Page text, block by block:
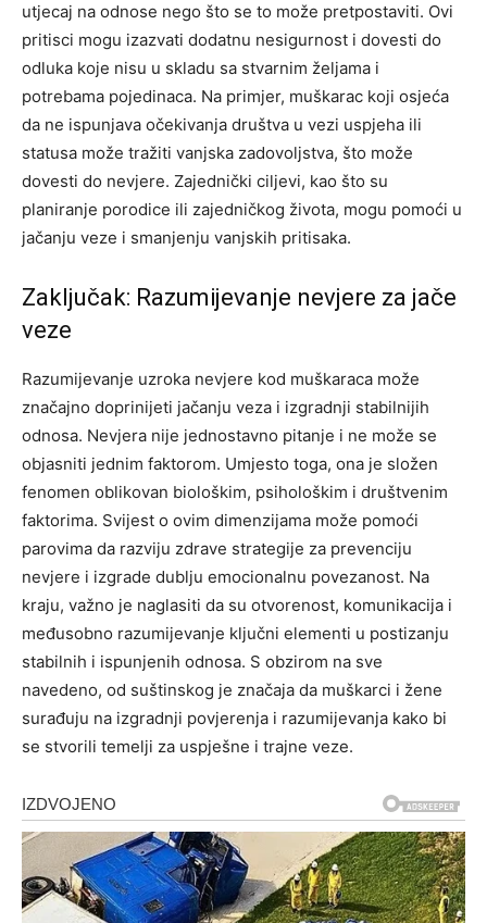
utjecaj na odnose nego što se to može pretpostaviti. Ovi
pritisci mogu izazvati dodatnu nesigurnost i dovesti do
odluka koje nisu u skladu sa stvarnim željama i
potrebama pojedinaca. Na primjer, muškarac koji osjeća
da ne ispunjava očekivanja društva u vezi uspjeha ili
statusa može tražiti vanjska zadovoljstva, što može
dovesti do nevjere. Zajednički ciljevi, kao što su
planiranje porodice ili zajedničkog života, mogu pomoći u
jačanju veze i smanjenju vanjskih pritisaka.
Zaključak: Razumijevanje nevjere za jače
veze
Razumijevanje uzroka nevjere kod muškaraca može
značajno doprinijeti jačanju veza i izgradnji stabilnijih
odnosa. Nevjera nije jednostavno pitanje i ne može se
objasniti jednim faktorom. Umjesto toga, ona je složen
fenomen oblikovan biološkim, psihološkim i društvenim
faktorima. Svijest o ovim dimenzijama može pomoći
parovima da razviju zdrave strategije za prevenciju
nevjere i izgrade dublju emocionalnu povezanost. Na
kraju, važno je naglasiti da su otvorenost, komunikacija i
međusobno razumijevanje ključni elementi u postizanju
stabilnih i ispunjenih odnosa. S obzirom na sve
navedeno, od suštinskog je značaja da muškarci i žene
surađuju na izgradnji povjerenja i razumijevanja kako bi
se stvorili temelji za uspješne i trajne veze.